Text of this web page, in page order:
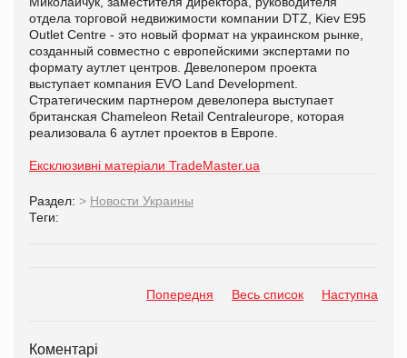
отдела торговой недвижимости компании DTZ, Kiev Е95
Outlet Centre - это новый формат на украинском рынке,
созданный совместно с европейскими экспертами по
формату аутлет центров. Девелопером проекта
выступает компания EVO Land Development
Стратегическим партнером девелопера выступает
британская Chameleon Retail Centraleurope , которая
реализовала 6 аутлет проектов в Европе.
Ексклюзивні матеріали TradeMaster.ua
Раздел: > Новости Украины
Теги:
Попередня Весь список Наступна
Коментарі